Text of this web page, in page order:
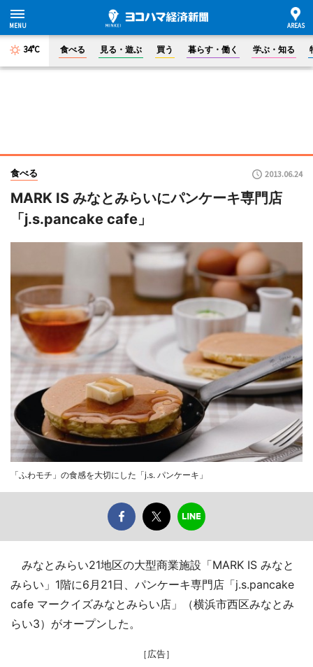
34°C 食べる 見る・遊ぶ 買う 暮らす・働く 学ぶ・知る
食べる 2013.06.24
MARK IS みなとみらいにパンケーキ専門店
「j.s.pancake cafe」
「ふわモチ」の食感を大切にした「j.s. パンケーキ」
みなとみらい21地区の大型商業施設「MARK IS みなと
みらい」1階に6月21日、パンケーキ専門店「j.s.pancake
cafe マークイズみなとみらい店」（横浜市西区みなとみ
らい3）がオープンした。
［広告］